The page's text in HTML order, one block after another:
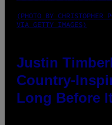
(PHOTO BY CHRISTOPHER
VIA GETTY IMAGES)
Justin
Country-
Long Before